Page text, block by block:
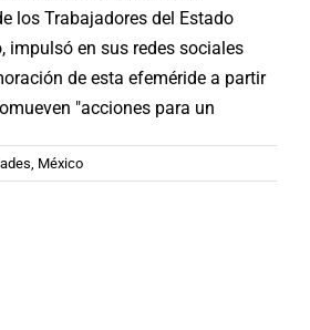
los Trabajadores del Estado
impulsó en sus redes sociales
de esta efeméride a partir
"acciones para un
México